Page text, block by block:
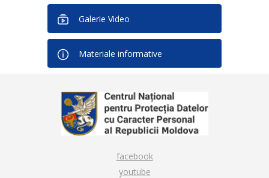
Galerie Video
Materiale informative
facebook
youtube